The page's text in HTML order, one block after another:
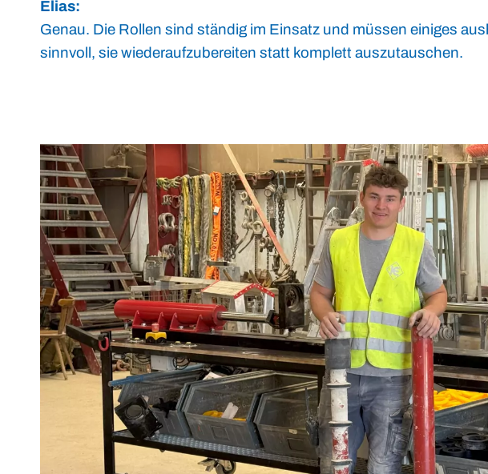
Elias:
Genau. Die Rollen sind ständig im Einsatz und müssen einiges
sinnvoll, sie wiederaufzubereiten statt komplett auszutauschen.